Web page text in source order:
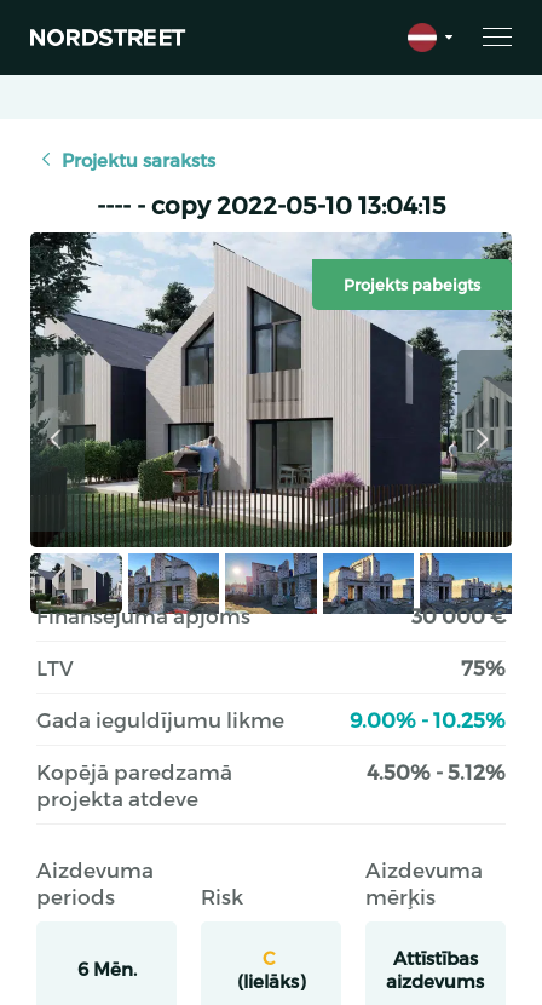
Projektu saraksts
---- - copy 2022-05-10 13:04:15
Projekts pabeigts
Finansējuma apjoms 30 000 €
LTV 75%
Gada ieguldījumu likme 9.00% - 10.25%
Kopējā paredzamā
projekta atdeve
4.50% - 5.12%
Aizdevuma
periods
6 Mēn.
Risk
C
(lielāks)
Aizdevuma
mērķis
Attīstības
aizdevums